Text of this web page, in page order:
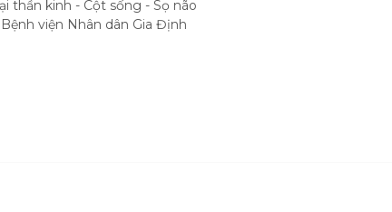
thần kinh - Cột sống - Sọ não
viện Nhân dân Gia Định